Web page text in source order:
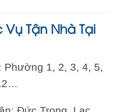
Tận Nhà Tại
Phường 1, 2, 3, 4, 5,